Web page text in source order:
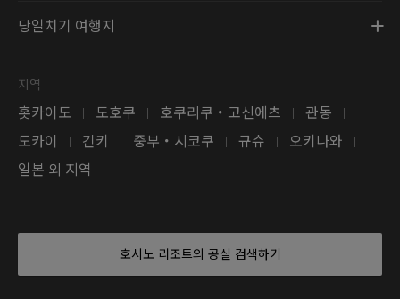
당일치기 여행지
지역
홋카이도 | 도호쿠 | 호쿠리쿠・고신에츠 | 관동 |
도카이 | 긴키 | 중부・시코쿠 | 규슈 | 오키나와 |
일본 외 지역
호시노 리조트의 공실 검색하기